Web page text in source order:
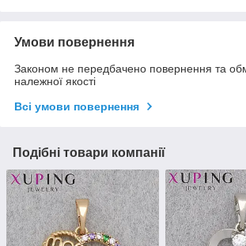
Умови повернення
Законом не передбачено повернення та
належної якості
Всі умови повернення
Подібні товари компанії